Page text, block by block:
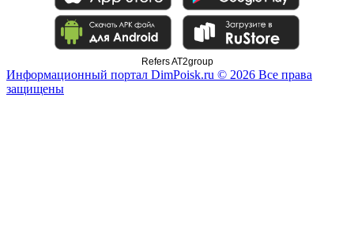
Refers AT2group
Информационный портал DimPoisk.ru © 2026 Все права
защищены